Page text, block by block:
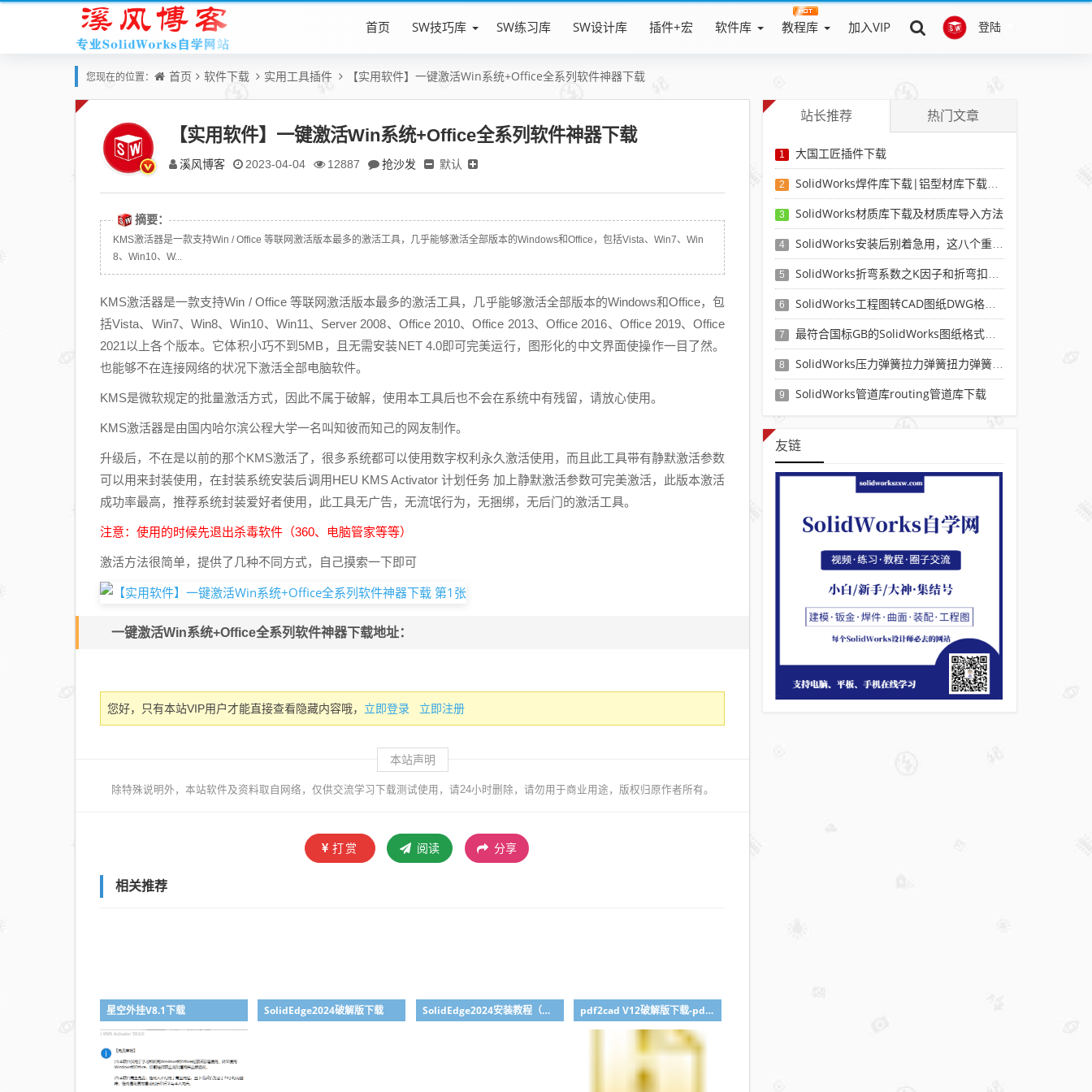
登陆
首页 SW技巧库 SW练习库 SW设计库 插件+宏 软件库 教程库 加入VIP
您现在的位置： 首页 软件下载 实用工具插件 【实用软件】一键激活Win系统+Office全系列软件神器下载
【实用软件】一键激活Win系统+Office全系列软件神器下载
溪风博客 2023-04-04 12887 抢沙发 默认
摘要：
KMS激活器是一款支持Win / Office 等联网激活版本最多的激活工具，几乎能够激活全部版本的Windows和Office，包括Vista、Win7、Win
8、Win10、W...
KMS激活器是一款支持Win / Office 等联网激活版本最多的激活工具，几乎能够激活全部版本的Windows和Office，包
括Vista、Win7、Win8、Win10、Win11、Server 2008、Office 2010、Office 2013、Office 2016、Office 2019、Office
2021以上各个版本。它体积小巧不到5MB，且无需安装NET 4.0即可完美运行，图形化的中文界面使操作一目了然。
也能够不在连接网络的状况下激活全部电脑软件。
KMS是微软规定的批量激活方式，因此不属于破解，使用本工具后也不会在系统中有残留，请放心使用。
KMS激活器是由国内哈尔滨公程大学一名叫知彼而知己的网友制作。
升级后，不在是以前的那个KMS激活了，很多系统都可以使用数字权利永久激活使用，而且此工具带有静默激活参数
可以用来封装使用，在封装系统安装后调用HEU KMS Activator 计划任务 加上静默激活参数可完美激活，此版本激活
成功率最高，推荐系统封装爱好者使用，此工具无广告，无流氓行为，无捆绑，无后门的激活工具。
注意：使用的时候先退出杀毒软件（360、电脑管家等等）
激活方法很简单，提供了几种不同方式，自己摸索一下即可
一键激活Win系统+Office全系列软件神器下载地址：
您好，只有本站VIP用户才能直接查看隐藏内容哦， 立即登录 立即注册
本站声明
除特殊说明外，本站软件及资料取自网络，仅供交流学习下载测试使用，请24小时删除，请勿用于商业用途，版权归原作者所有。
打赏 阅读 分享
相关推荐
星空外挂V8.1下载 SolidEdge2024破解版下载 SolidEdge2024安装教程（附下载地址） pdf2cad V12破解版下载-pdf转cad图纸软件推荐
站长推荐 热门文章
1 大国工匠插件下载
2 SolidWorks焊件库下载|铝型材库下载|附sw焊件库添加配置使用教程
3 SolidWorks材质库下载及材质库导入方法
4 SolidWorks安装后别着急用，这八个重要SolidWorks设置可以提高你的画图效率
5 SolidWorks折弯系数之K因子和折弯扣除表-溪风推荐
6 SolidWorks工程图转CAD图纸DWG格式映射文件无乱码可分层-溪风亲测推荐
7 最符合国标GB的SolidWorks图纸格式和图纸模板下载-溪风专用版
8 SolidWorks压力弹簧拉力弹簧扭力弹簧涡卷弹簧自动生成宏程序下载
9 SolidWorks管道库routing管道库下载
友链